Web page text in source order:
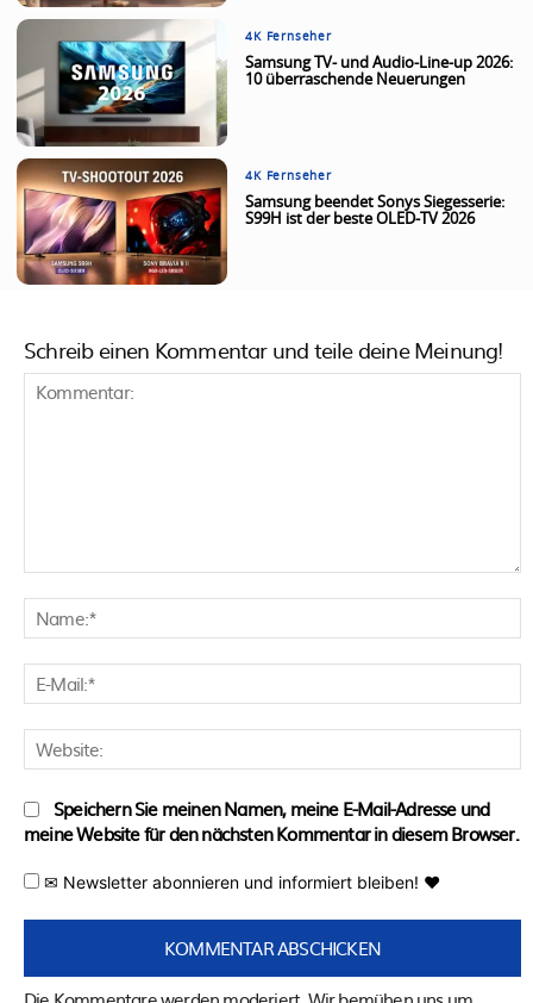
4K Fernseher
Samsung TV- und Audio-Line-up 2026:
10 überraschende Neuerungen
4K Fernseher
Samsung beendet Sonys Siegesserie:
S99H ist der beste OLED-TV 2026
Schreib einen Kommentar und teile deine Meinung!
Speichern Sie meinen Namen, meine E-Mail-Adresse und
meine Website für den nächsten Kommentar in diesem Browser.
✉ Newsletter abonnieren und informiert bleiben! ♥